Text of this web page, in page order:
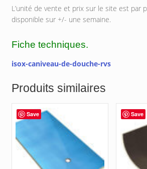
L’unité de vente et prix sur le site est par
disponible sur +/- une semaine.
Fiche techniques.
isox-caniveau-de-douche-rvs
Produits similaires
Save Save